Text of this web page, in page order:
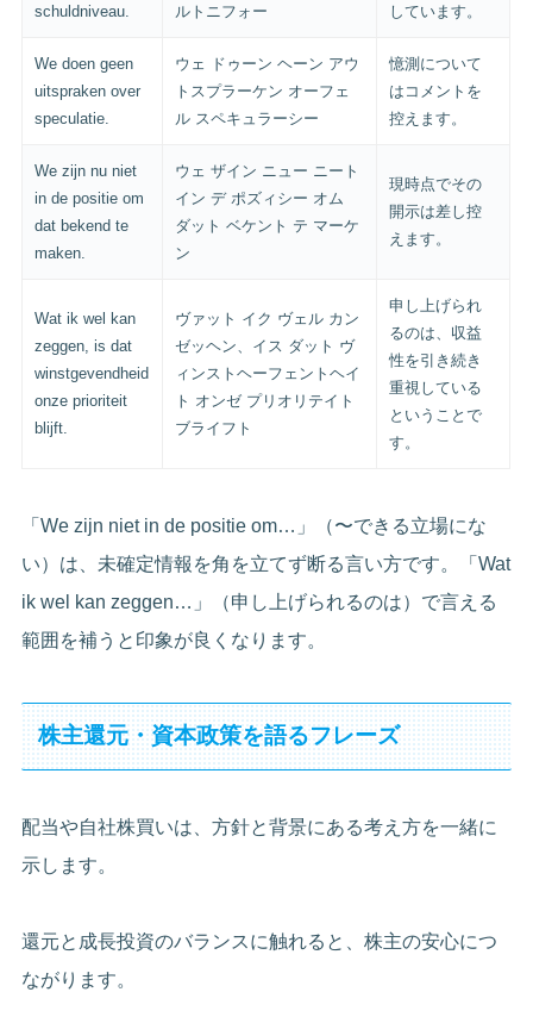
schuldniveau.
ルトニフォー
しています。
We doen geen
uitspraken over
speculatie.
ウェ ドゥーン ヘーン アウ
トスプラーケン オーフェ
ル スペキュラーシー
憶測について
はコメントを
控えます。
We zijn nu niet
in de positie om
dat bekend te
maken.
ウェ ザイン ニュー ニート
イン デ ポズィシー オム
ダット ベケント テ マーケ
ン
現時点でその
開示は差し控
えます。
Wat ik wel kan
zeggen, is dat
winstgevendheid
onze prioriteit
blijft.
ヴァット イク ヴェル カン
ゼッヘン、イス ダット ヴ
ィンストヘーフェントヘイ
ト オンゼ プリオリテイト
ブライフト
申し上げられ
るのは、収益
性を引き続き
重視している
ということで
す。
「We zijn niet in de positie om…」（〜できる立場にな
い）は、未確定情報を角を立てず断る言い方です。「Wat
ik wel kan zeggen…」（申し上げられるのは）で言える
範囲を補うと印象が良くなります。
株主還元・資本政策を語るフレーズ
配当や自社株買いは、方針と背景にある考え方を一緒に
示します。
還元と成長投資のバランスに触れると、株主の安心につ
ながります。